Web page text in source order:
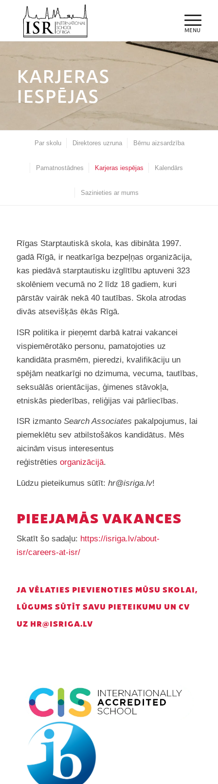
KARJERAS
IESPĒJAS
Par skolu Direktores uzruna Bērnu aizsardzība
Pamatnostādnes Karjeras iespējas Kalendārs
Sazinieties ar mums
Rīgas Starptautiskā skola, kas dibināta 1997.
gadā Rīgā, ir neatkarīga bezpeļņas organizācija,
kas piedāvā starptautisku izglītību aptuveni 323
skolēniem vecumā no 2 līdz 18 gadiem, kuri
pārstāv vairāk nekā 40 tautības. Skola atrodas
divās atsevišķās ēkās Rīgā.
ISR politika ir pieņemt darbā katrai vakancei
vispiemērotāko personu, pamatojoties uz
kandidāta prasmēm, pieredzi, kvalifikāciju un
spējām neatkarīgi no dzimuma, vecuma, tautības,
seksuālās orientācijas, ģimenes stāvokļa,
etniskās piederības, reliģijas vai pārliecības.
ISR izmanto Search Associates pakalpojumus, lai
piemeklētu sev atbilstošākos kandidātus. Mēs
aicinām visus interesentus
reģistrēties organizācijā.
Lūdzu pieteikumus sūtīt: hr@isriga.lv!
PIEEJAMĀS VAKANCES
Skatīt šo sadaļu: https://isriga.lv/about-
isr/careers-at-isr/
JA VĒLATIES PIEVIENOTIES MŪSU SKOLAI,
LŪGUMS SŪTĪT SAVU PIETEIKUMU UN CV
UZ HR@ISRIGA.LV